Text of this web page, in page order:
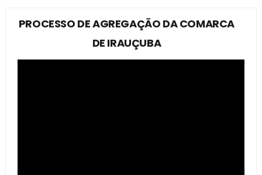
PROCESSO DE AGREGAÇÃO DA COMARCA
DE IRAUÇUBA